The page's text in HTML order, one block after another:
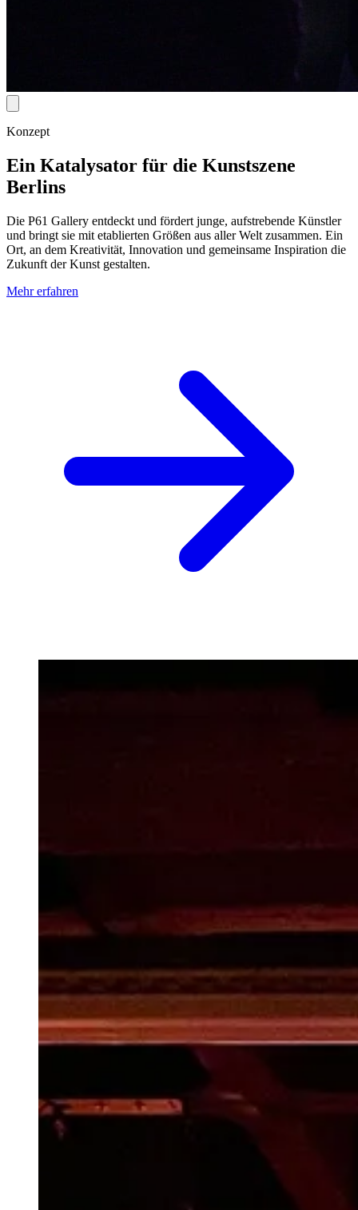
Konzept
Ein Katalysator für die Kunstszene
Berlins
Die P61 Gallery entdeckt und fördert junge, aufstrebende Künstler
und bringt sie mit etablierten Größen aus aller Welt zusammen. Ein
Ort, an dem Kreativität, Innovation und gemeinsame Inspiration die
Zukunft der Kunst gestalten.
Mehr erfahren